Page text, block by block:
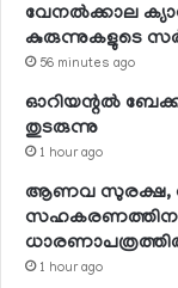
വേനല്‍ക്കാല
കുരുന്നുകളുടെ
56 minutes ago
ഓറിയന്റല്‍
തുടരുന്നു
1 hour ago
ആണവ സുരക്ഷ,
1 hour ago